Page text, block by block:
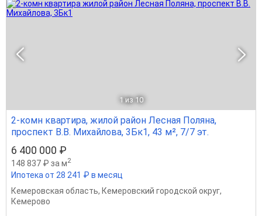
1 из 10
2-комн квартира, жилой район Лесная Поляна,
проспект В.В. Михайлова, 3Бк1, 43 м², 7/7 эт.
6 400 000 ₽
148 837 ₽ за м2
Ипотека от 28 241 ₽ в месяц
Кемеровская область, Кемеровский городской округ,
Кемерово